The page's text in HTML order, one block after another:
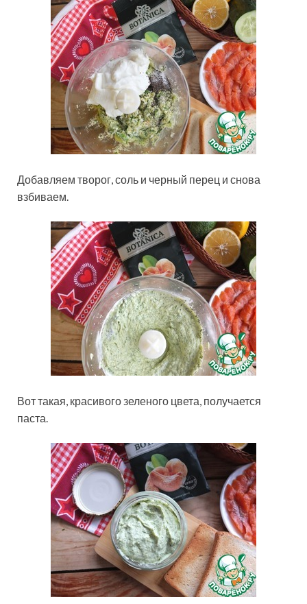
Добавляем творог, соль и черный перец и снова
взбиваем.
Вот такая, красивого зеленого цвета, получается
паста.